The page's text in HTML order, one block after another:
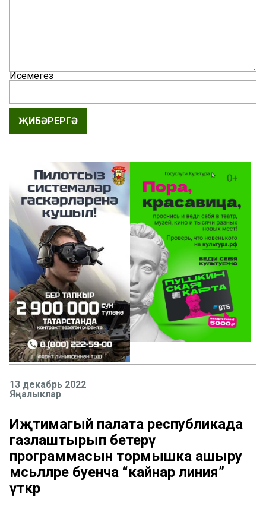
Исемегез
ҖИБӘРЕРГӘ
13 декабрь 2022
Яңалыклар
Иҗтимагый палата республикада
газлаштырып бетерү
программасын тормышка ашыру
мәсьәләләре буенча “кайнар линия”
үткәрә